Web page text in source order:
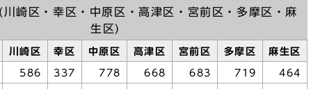
川崎区・幸区・中原区・高津区・宮前区・多摩区・麻
生区)
川崎区 幸区 中原区 高津区 宮前区 多摩区 麻生区
586 337 778 668 683 719 464